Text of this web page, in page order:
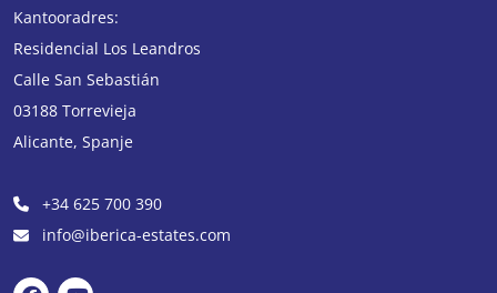
Kantooradres:
Residencial Los Leandros
Calle San Sebastián
03188 Torrevieja
Alicante, Spanje
+34 625 700 390
info@iberica-estates.com